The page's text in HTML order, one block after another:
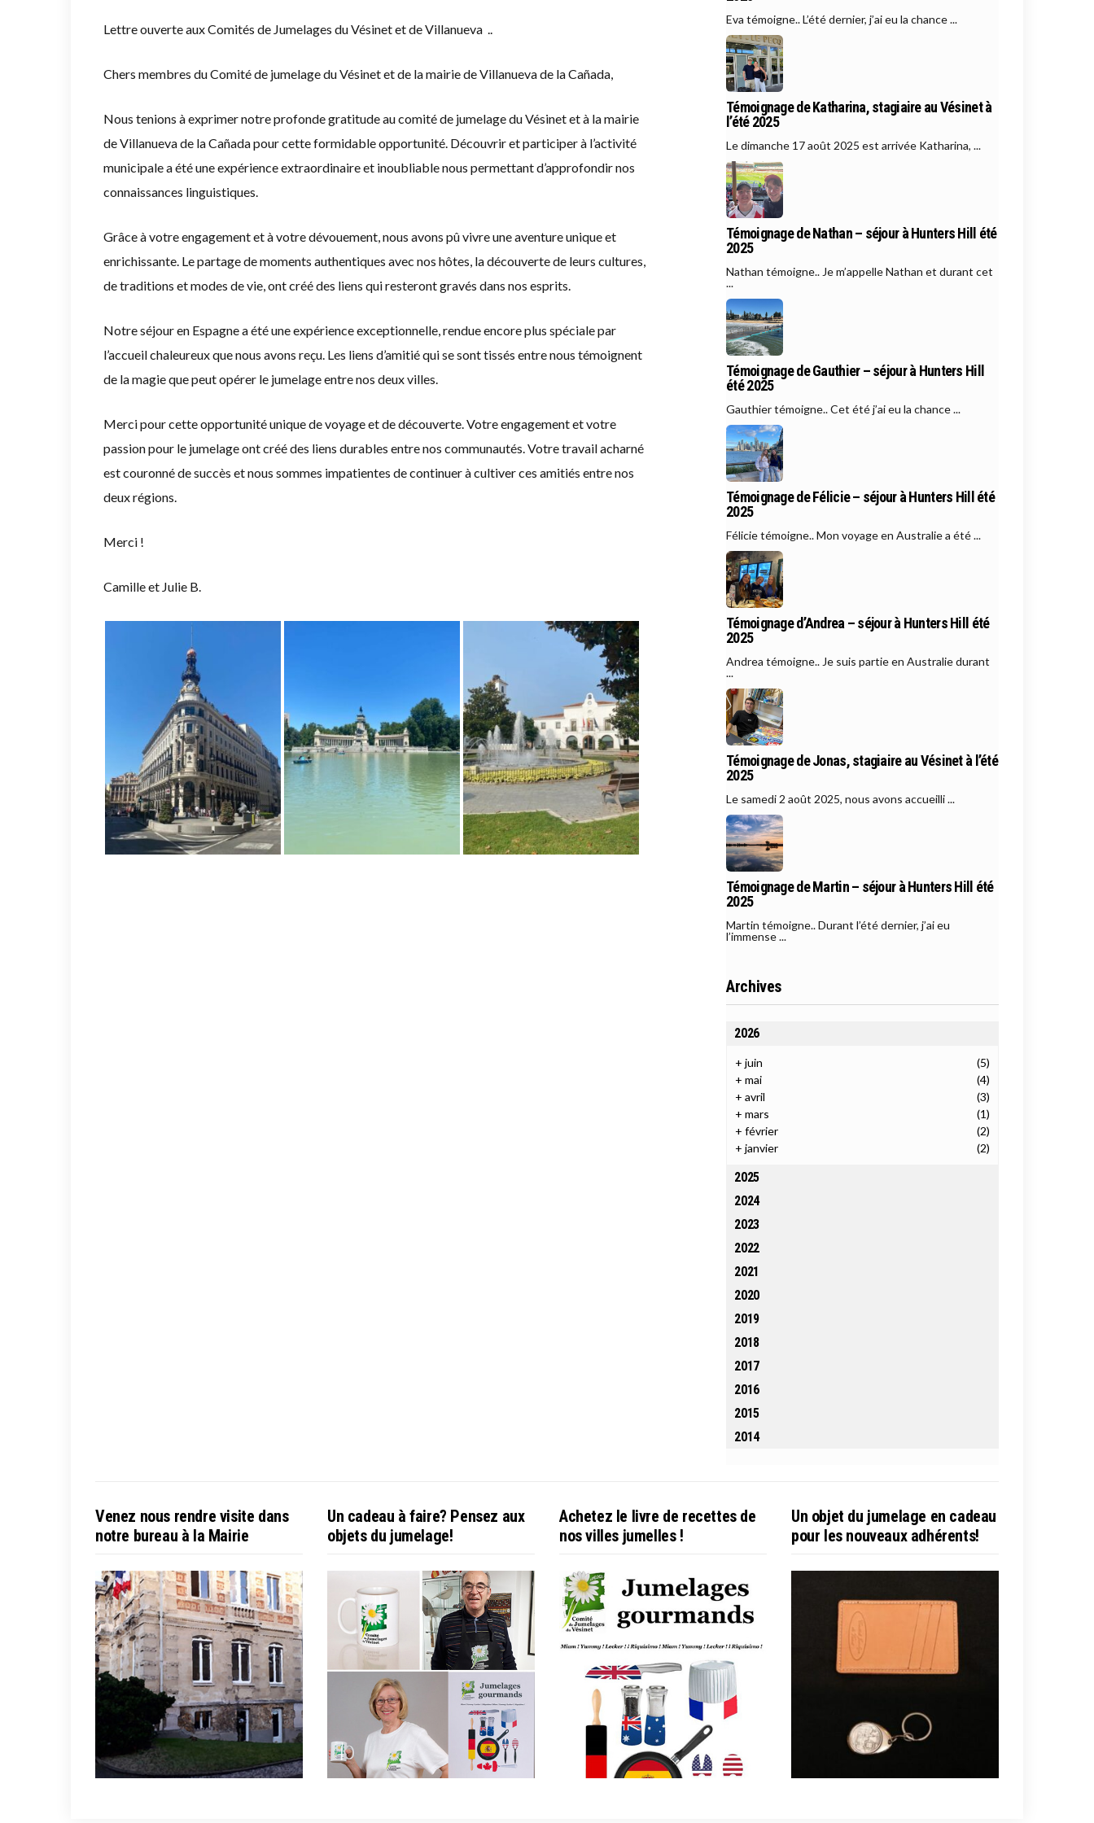
Lettre ouverte aux Comités de Jumelages du Vésinet et de Villanueva ..
Chers membres du Comité de jumelage du Vésinet et de la mairie de Villanueva de la Cañada,
Nous tenions à exprimer notre profonde gratitude au comité de jumelage du Vésinet et à la mairie
de Villanueva de la Cañada pour cette formidable opportunité. Découvrir et participer à l’activité
municipale a été une expérience extraordinaire et inoubliable nous permettant d’approfondir nos
connaissances linguistiques.
Grâce à votre engagement et à votre dévouement, nous avons pû vivre une aventure unique et
enrichissante. Le partage de moments authentiques avec nos hôtes, la découverte de leurs cultures,
de traditions et modes de vie, ont créé des liens qui resteront gravés dans nos esprits.
Notre séjour en Espagne a été une expérience exceptionnelle, rendue encore plus spéciale par
l’accueil chaleureux que nous avons reçu. Les liens d’amitié qui se sont tissés entre nous témoignent
de la magie que peut opérer le jumelage entre nos deux villes.
Merci pour cette opportunité unique de voyage et de découverte. Votre engagement et votre
passion pour le jumelage ont créé des liens durables entre nos communautés. Votre travail acharné
est couronné de succès et nous sommes impatientes de continuer à cultiver ces amitiés entre nos
deux régions.
Merci !
Camille et Julie B.
Eva témoigne.. L’été dernier, j’ai eu la chance ...
Témoignage de Katharina, stagiaire au Vésinet à
l’été 2025
Le dimanche 17 août 2025 est arrivée Katharina, ...
Témoignage de Nathan – séjour à Hunters Hill été
2025
Nathan témoigne.. Je m’appelle Nathan et durant cet
...
Témoignage de Gauthier – séjour à Hunters Hill
été 2025
Gauthier témoigne.. Cet été j’ai eu la chance ...
Témoignage de Félicie – séjour à Hunters Hill été
2025
Félicie témoigne.. Mon voyage en Australie a été ...
Témoignage d’Andrea – séjour à Hunters Hill été
2025
Andrea témoigne.. Je suis partie en Australie durant
...
Témoignage de Jonas, stagiaire au Vésinet à l’été
2025
Le samedi 2 août 2025, nous avons accueilli ...
Témoignage de Martin – séjour à Hunters Hill été
2025
Martin témoigne.. Durant l’été dernier, j’ai eu
l’immense ...
Archives
2026
+juin
(5)
+mai
(4)
+avril
(3)
+mars
(1)
+février
(2)
+janvier (2)
2025
2024
2023
2022
2021
2020
2019
2018
2017
2016
2015
2014
Venez nous rendre visite dans
notre bureau à la Mairie
Un cadeau à faire? Pensez aux
objets du jumelage!
Achetez le livre de recettes de
nos villes jumelles !
Un objet du jumelage en cadeau
pour les nouveaux adhérents!